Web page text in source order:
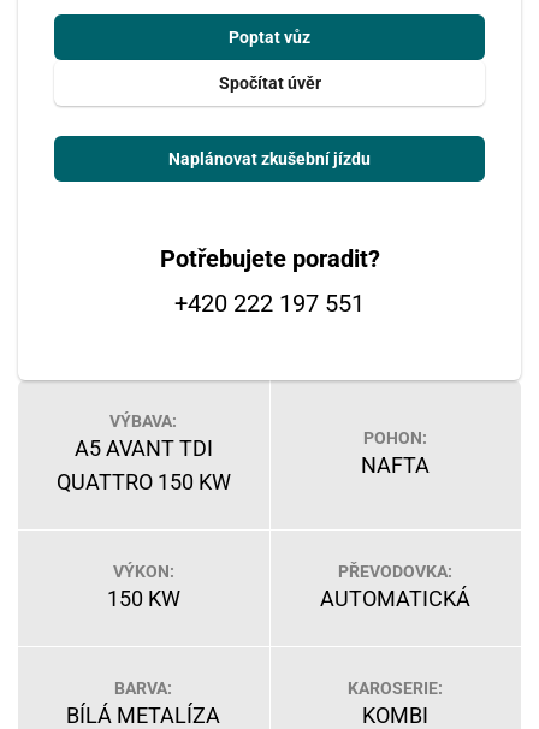
Poptat vůz
Spočítat úvěr
Naplánovat zkušební jízdu
Potřebujete poradit?
+420 222 197 551
VÝBAVA:
A5 AVANT TDI
QUATTRO 150 KW
POHON:
NAFTA
VÝKON:
150 KW
PŘEVODOVKA:
AUTOMATICKÁ
BARVA:
BÍLÁ METALÍZA
KAROSERIE:
KOMBI